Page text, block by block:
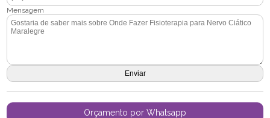
Mensagem
Orçamento por Whatsapp